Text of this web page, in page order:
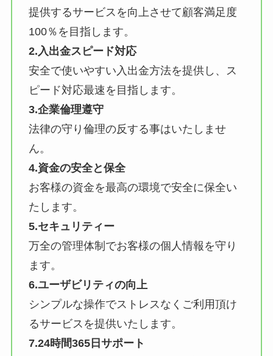
提供するサービスを向上させて顧客満足度
100％を目指します。
2.入出金スピード対応
安全で使いやすい入出金方法を提供し、ス
ピード対応最速を目指します。
3.企業倫理遵守
法律の守り倫理の反する事はいたしませ
ん。
4.資金の安全と保全
お客様の資金を最高の環境で安全に保全い
たします。
5.セキュリティー
万全の管理体制でお客様の個人情報を守り
ます。
6.ユーザビリティの向上
シンプルな操作でストレスなくご利用頂け
るサービスを提供いたします。
7.24時間365日サポート